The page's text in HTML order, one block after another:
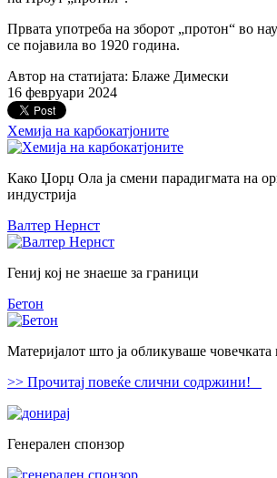
Првата употреба на зборот „протон“ во
се појавила во 1920 година.
Автор на статијата: Блаже Димески
16 февруари 2024
Хемија на карбокатјоните
Како Џорџ Ола ја смени парадигмата на
индустрија
Валтер Нернст
Гениј кој не знаеше за граници
Бетон
Материјалот што ја обликуваше човечката
>> Прочитај повеќе слични содржини!
Генерален спонзор